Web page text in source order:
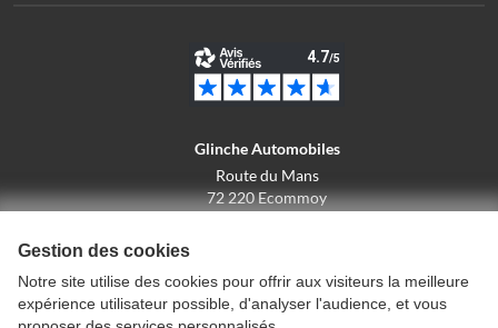
Glinche Automobiles
Route du Mans
72 220 Ecommoy
Conditions générales de vente
Gestion des cookies
Notre site utilise des cookies pour offrir aux visiteurs la meilleure
expérience utilisateur possible, d'analyser l'audience, et vous